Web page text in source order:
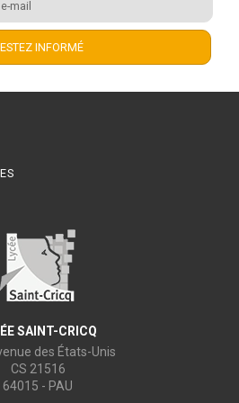
SAINT-CRICQ
des États-Unis
CS 21516
64015 - PAU